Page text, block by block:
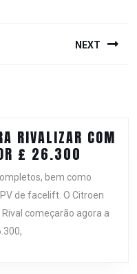
NEXT
RIVALIZAR COM
£ 26.300
VW
SHARAN
2015
PARA
bem como
de facelift. O Citroen
Rival começarão agora a